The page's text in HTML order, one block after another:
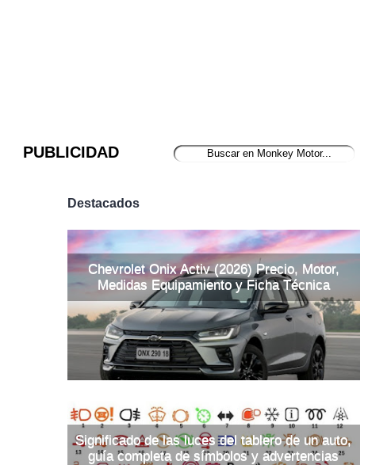
PUBLICIDAD
Destacados
Chevrolet Onix Activ (2026) Precio, Motor,
Medidas Equipamiento y Ficha Técnica
Significado de las luces del tablero de un auto,
guía completa de símbolos y advertencias